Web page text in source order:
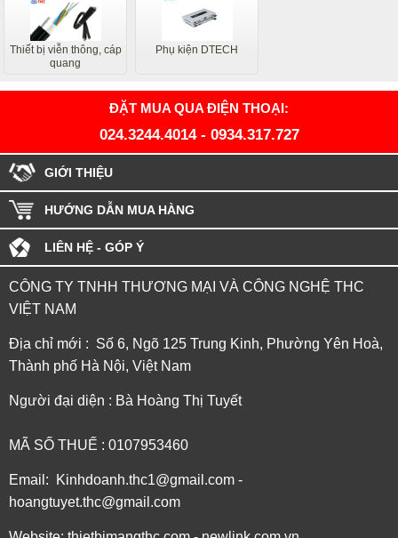
Thiết bị viễn thông, cáp
quang
Phụ kiện DTECH
ĐẶT MUA QUA ĐIỆN THOẠI:
024.3244.4014- 0934.317.727
GIỚI THIỆU
HƯỚNG DẪN MUA HÀNG
LIÊN HỆ - GÓP Ý
CÔNG TY TNHH THƯƠNG MẠI VÀ CÔNG NGHỆ THC
VIỆT NAM
Địa chỉ mới : Số 6, Ngõ 125 Trung Kinh, Phường Yên Hoà,
Thành phố Hà Nội, Việt Nam
Người đại diện : Bà Hoàng Thị Tuyết
MÃ SỐ THUẾ : 0107953460
Email: Kinhdoanh.thc1@gmail.com -
hoangtuyet.thc@gmail.com